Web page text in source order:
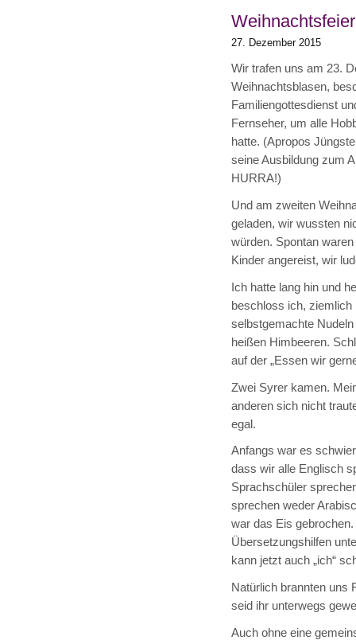
27. Dezember 2015
Wir trafen uns am 23.
Weihnachtsblasen,
Familiengottesdienst
Fernseher, um alle
hatte. (Apropos
seine Ausbildung zum
HURRA!)
Und am zweiten
geladen, wir wussten
würden. Spontan
Kinder angereist, wir
Ich hatte lang hin und
beschloss ich,
selbstgemachte
heißen Himbeeren.
auf der „Essen wir
Zwei Syrer kamen.
anderen sich nicht
egal.
Anfangs war es
dass wir alle Englisch
Sprachschüler
sprechen weder
war das Eis
Übersetzungshilfen
kann jetzt auch „ich“
Natürlich brannten uns
seid ihr unterwegs
Auch ohne eine